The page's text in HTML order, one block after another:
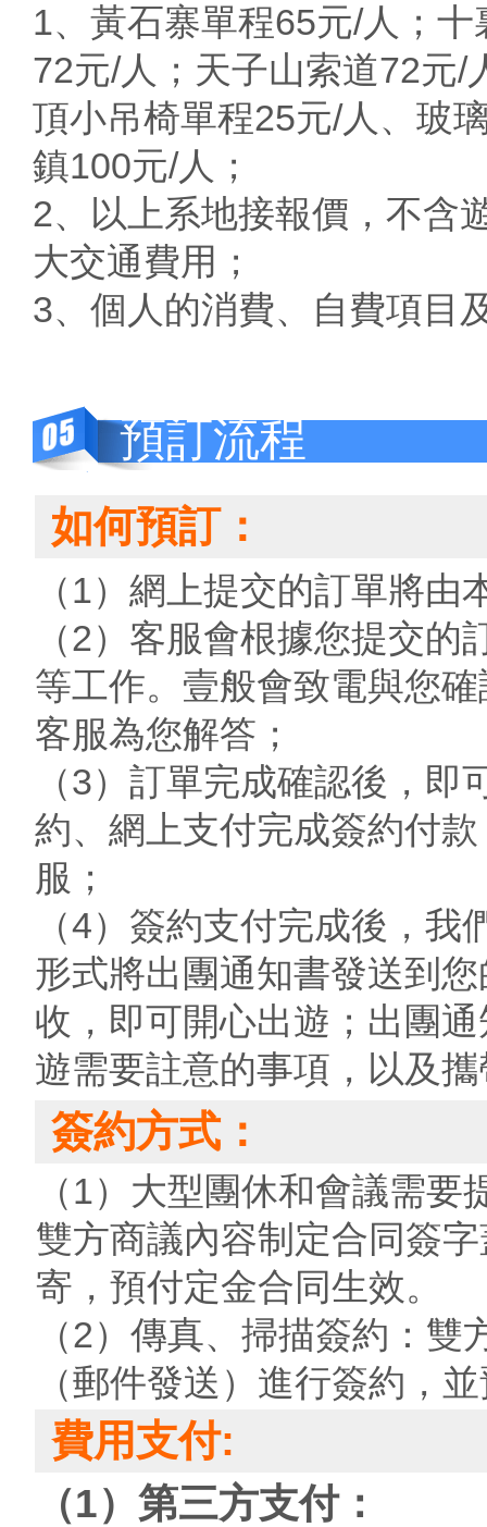
1、黃石寨單程65元/人；
72元/人；天子山索道72元/
頂小吊椅單程25元/人、玻
鎮100元/人；
2、以上系地接報價，不含
大交通費用；
3、個人的消費、自費項目
預訂流程
如何預訂：
（1）網上提交的訂單將
（2）客服會根據您提交
等工作。壹般會致電與您
客服為您解答；
（3）訂單完成確認後，
約、網上支付完成簽約付
服；
（4）簽約支付完成後，
形式將出團通知書發送到
收，即可開心出遊；出團
遊需要註意的事項，以及
簽約方式：
（1）大型團休和會議需
雙方商議內容制定合同簽
寄，預付定金合同生效。
（2）傳真、掃描簽約：
（郵件發送）進行簽約，
費用支付:
（1）第三方支付：